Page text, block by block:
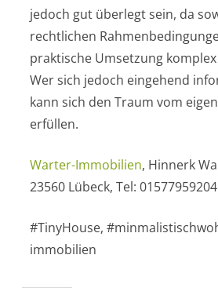
jedoch gut überlegt sein, da
rechtlichen
praktische Umsetzung
Wer sich jedoch eingehend
kann sich den Traum vom
erfüllen.
Warter-Immobilien, Hinnerk
23560 Lübeck, Tel:
#TinyHouse,
immobilien